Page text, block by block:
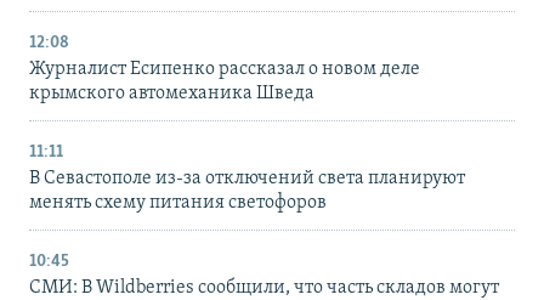
12:08
Журналист Есипенко рассказал о новом деле
крымского автомеханика Шведа
11:11
В Севастополе из-за отключений света планируют
менять схему питания светофоров
10:45
СМИ: В Wildberries сообщили, что часть складов могут